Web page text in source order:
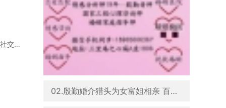
随着社会越来越发展，相亲反而成了成年男女交往好的开始。要想有个好的开始，那么成熟的社交礼仪
02.殷勤婚介猎头为女富姐相亲 百里挑一